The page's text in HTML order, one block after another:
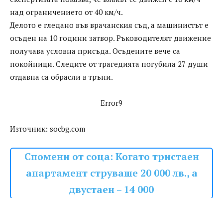
над ограничението от 40 км/ч.
Делото е гледано във врачанския съд, а машинистът е
осъден на 10 години затвор. Ръководителят движение
получава условна присъда. Осъдените вече са
покойници. Следите от трагедията погубила 27 души
отдавна са обрасли в тръни.
Error9
Източник: socbg.com
Спомени от соца: Когато тристаен
апартамент струваше 20 000 лв., а
двустаен – 14 000